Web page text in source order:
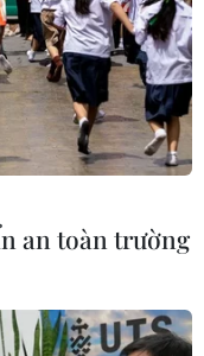
an toàn trường